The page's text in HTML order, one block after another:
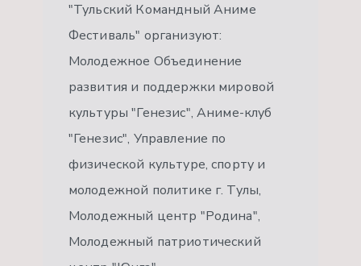
"Тульский Командный Аниме
Фестиваль" организуют:
Молодежное Объединение
развития и поддержки мировой
культуры "Генезис", Аниме-клуб
"Генезис", Управление по
физической культуре, спорту и
молодежной политике г. Тулы,
Молодежный центр "Родина",
Молодежный патриотический